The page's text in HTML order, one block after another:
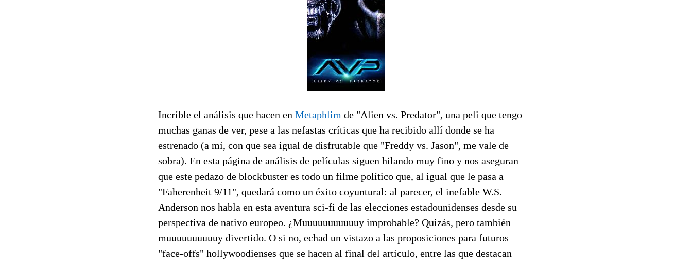
Incríble el análisis que hacen en Metaphlim de "Alien vs. Predator", una peli que tengo
muchas ganas de ver, pese a las nefastas críticas que ha recibido allí donde se ha
estrenado (a mí, con que sea igual de disfrutable que "Freddy vs. Jason", me vale de
sobra). En esta página de análisis de películas siguen hilando muy fino y nos aseguran
que este pedazo de blockbuster es todo un filme político que, al igual que le pasa a
"Faherenheit 9/11", quedará como un éxito coyuntural: al parecer, el inefable W.S.
Anderson nos habla en esta aventura sci-fi de las elecciones estadounidenses desde su
perspectiva de nativo europeo. ¿Muuuuuuuuuuuy improbable? Quizás, pero también
muuuuuuuuuuy divertido. O si no, echad un vistazo a las proposiciones para futuros
"face-offs" hollywoodienses que se hacen al final del artículo, entre las que destacan